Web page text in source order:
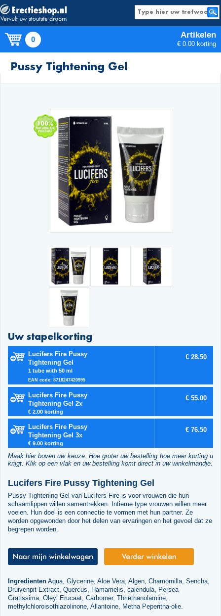
0 Artikelen
€ 0.00 korting
Producten
Pussy Tightening Gel
Uw stapelkorting
Lucifers Fire Pussy
Tightening Gel
1 tube with 50 ml
EAN code: 8718247420995
€ 28.50
Lucifers Fire Pussy
Tightening Gel 2x
€ 2.00 korting
€ 55.00
Lucifers Fire Pussy
Tightening Gel 3x
€ 9.00 korting
€ 76.50
Maak hier boven uw keuze. Hoe groter uw bestelling hoe meer korting u
krijgt. Klik op een vlak en uw bestelling komt direct in uw winkelmandje.
Lucifers Fire Pussy Tightening Gel
Pussy Tightening Gel van Lucifers Fire is voor vrouwen die hun
schaamlippen willen samentrekken. Intieme type vrouwen willen meer
voelen. Hun doel is een connectie te vormen met hun partner. Ze
worden opgewonden door het delen van ervaringen en het gevoel dat ze
begrepen worden.
IngredientenAqua, Glycerine, Aloe Vera, Algen, Chamomilla, Sencha,
Druivenpit Extract, Quercus, Hamamelis, calendula, Persea
Gratissima, Oleyl Erucaat, Carbomer, Thriethanolamine,
methylchloroisothiazolinone, Allantoine, Metha Peperitha-olie.